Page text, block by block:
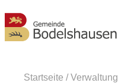
Startseite /Verwaltung